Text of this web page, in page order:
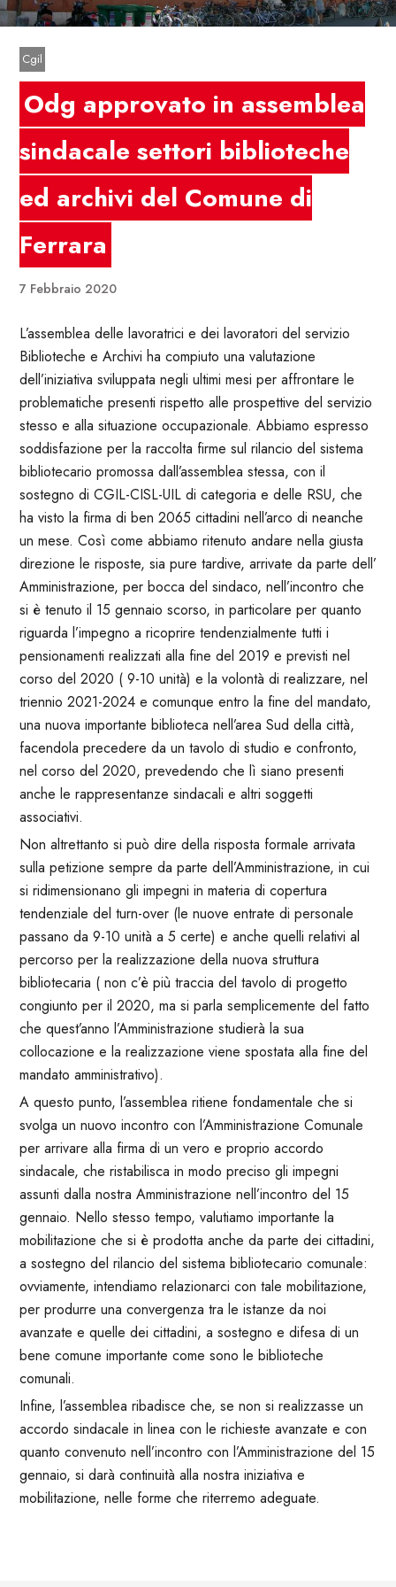
Cgil
Odg approvato in assemblea
sindacale settori biblioteche
ed archivi del Comune di
Ferrara
7 Febbraio 2020
L’assemblea delle lavoratrici e dei lavoratori del servizio
Biblioteche e Archivi ha compiuto una valutazione
dell’iniziativa sviluppata negli ultimi mesi per affrontare le
problematiche presenti rispetto alle prospettive del servizio
stesso e alla situazione occupazionale. Abbiamo espresso
soddisfazione per la raccolta firme sul rilancio del sistema
bibliotecario promossa dall’assemblea stessa, con il
sostegno di CGIL-CISL-UIL di categoria e delle RSU, che
ha visto la firma di ben 2065 cittadini nell’arco di neanche
un mese. Così come abbiamo ritenuto andare nella giusta
direzione le risposte, sia pure tardive, arrivate da parte dell’
Amministrazione, per bocca del sindaco, nell’incontro che
si è tenuto il 15 gennaio scorso, in particolare per quanto
riguarda l’impegno a ricoprire tendenzialmente tutti i
pensionamenti realizzati alla fine del 2019 e previsti nel
corso del 2020 ( 9-10 unità) e la volontà di realizzare, nel
triennio 2021-2024 e comunque entro la fine del mandato,
una nuova importante biblioteca nell’area Sud della città,
facendola precedere da un tavolo di studio e confronto,
nel corso del 2020, prevedendo che lì siano presenti
anche le rappresentanze sindacali e altri soggetti
associativi.
Non altrettanto si può dire della risposta formale arrivata
sulla petizione sempre da parte dell’Amministrazione, in cui
si ridimensionano gli impegni in materia di copertura
tendenziale del turn-over (le nuove entrate di personale
passano da 9-10 unità a 5 certe) e anche quelli relativi al
percorso per la realizzazione della nuova struttura
bibliotecaria ( non c’è più traccia del tavolo di progetto
congiunto per il 2020, ma si parla semplicemente del fatto
che quest’anno l’Amministrazione studierà la sua
collocazione e la realizzazione viene spostata alla fine del
mandato amministrativo).
A questo punto, l’assemblea ritiene fondamentale che si
svolga un nuovo incontro con l’Amministrazione Comunale
per arrivare alla firma di un vero e proprio accordo
sindacale, che ristabilisca in modo preciso gli impegni
assunti dalla nostra Amministrazione nell’incontro del 15
gennaio. Nello stesso tempo, valutiamo importante la
mobilitazione che si è prodotta anche da parte dei cittadini,
a sostegno del rilancio del sistema bibliotecario comunale:
ovviamente, intendiamo relazionarci con tale mobilitazione,
per produrre una convergenza tra le istanze da noi
avanzate e quelle dei cittadini, a sostegno e difesa di un
bene comune importante come sono le biblioteche
comunali.
Infine, l’assemblea ribadisce che, se non si realizzasse un
accordo sindacale in linea con le richieste avanzate e con
quanto convenuto nell’incontro con l’Amministrazione del 15
gennaio, si darà continuità alla nostra iniziativa e
mobilitazione, nelle forme che riterremo adeguate.